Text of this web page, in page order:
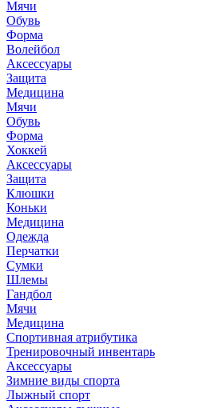
Мячи
Обувь
Форма
Волейбол
Аксессуары
Защита
Медицина
Мячи
Обувь
Форма
Хоккей
Аксессуары
Защита
Клюшки
Коньки
Медицина
Одежда
Перчатки
Сумки
Шлемы
Гандбол
Мячи
Медицина
Спортивная атрибутика
Тренировочный инвентарь
Аксессуары
Зимние виды спорта
Лыжный спорт